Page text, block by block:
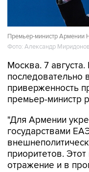
Премьер-министр Армении
Фото: Александр
Москва. 7 августа.
приверженность
премьер-министр
"Для Армении
приоритетов.
отражение и в
правительства
доверено